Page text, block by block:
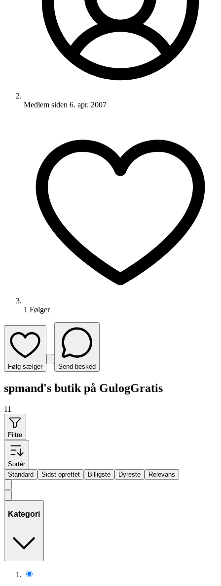
Medlem siden 6. apr. 2007
1 Følger
Følg sælger Send besked
spmand's butik på GulogGratis
11
Filtre
Sortér
Standard
Sidst oprettet Billigste Dyreste Relevans
Kategori